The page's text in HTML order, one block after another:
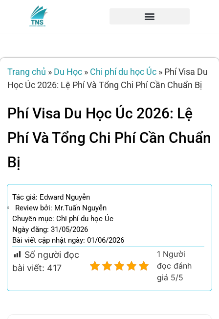
Trang chủ » Du Học » Chi phí du học Úc » Phí Visa Du
Học Úc 2026: Lệ Phí Và Tổng Chi Phí Cần Chuẩn Bị
Phí Visa Du Học Úc 2026: Lệ
Phí Và Tổng Chi Phí Cần Chuẩn
Bị
Tác giả: Edward Nguyễn
Review bởi: Mr.Tuấn Nguyễn
Chuyên mục: Chi phí du học Úc
Ngày đăng: 31/05/2026
Bài viết cập nhật ngày: 01/06/2026
Số người đọc
bài viết: 417
1 Người
đọc đánh
giá 5/5